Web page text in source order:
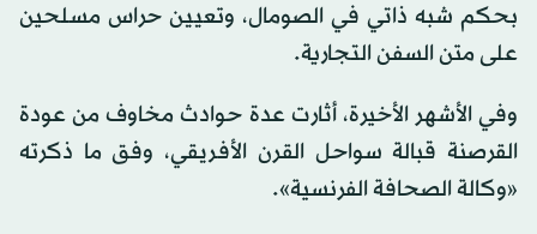
بحكم شبه ذاتي في الصومال، وتعيين حراس مسلحين
على متن السفن التجارية.
وفي الأشهر الأخيرة، أثارت عدة حوادث مخاوف من عودة
القرصنة قبالة سواحل القرن الأفريقي، وفق ما ذكرته
«وكالة الصحافة الفرنسية».